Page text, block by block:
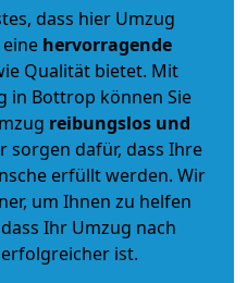
dass hier Umzug
hervorragende
Qualität bietet. Mit
in Bottrop können Sie
reibungslos und
dafür, dass Ihre
erfüllt werden. Wir
um Ihnen zu helfen
Ihr Umzug nach
ist.